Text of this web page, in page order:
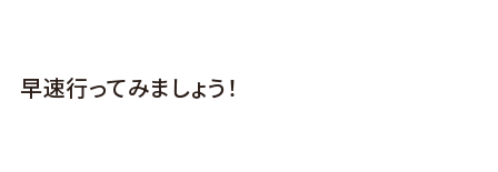
早速行ってみましょう！